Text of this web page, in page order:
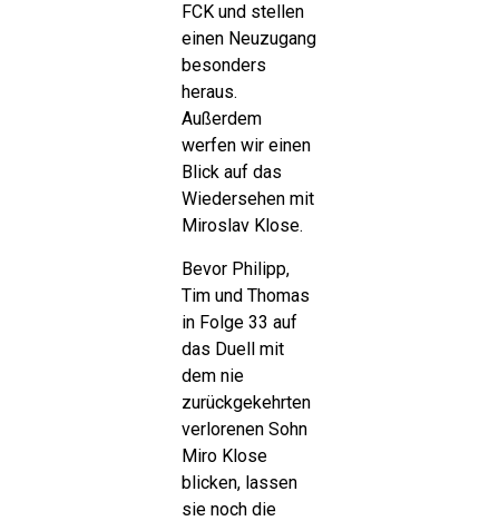
FCK und stellen
einen Neuzugang
besonders
heraus.
Außerdem
werfen wir einen
Blick auf das
Wiedersehen mit
Miroslav Klose.
Bevor Philipp,
Tim und Thomas
in Folge 33 auf
das Duell mit
dem nie
zurückgekehrten
verlorenen Sohn
Miro Klose
blicken, lassen
sie noch die